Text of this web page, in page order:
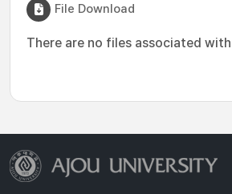
File Download
There are no files associated